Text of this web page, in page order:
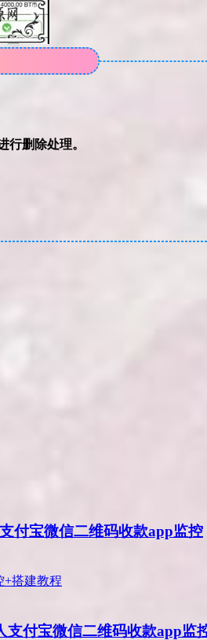
文章部分内容可能来源于网络，仅供大家学习与参考，如有侵权，请联系站长微信：gs0162 进行删除处理。
付宝微信二维码收款app监控
支付宝微信二维码收款app监